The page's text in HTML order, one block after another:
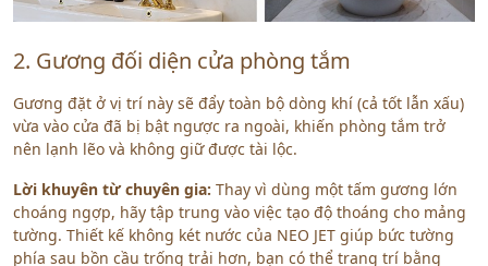
2. Gương đối diện cửa phòng tắm
Gương đặt ở vị trí này sẽ đẩy toàn bộ dòng khí (cả tốt lẫn xấu)
vừa vào cửa đã bị bật ngược ra ngoài, khiến phòng tắm trở
nên lạnh lẽo và không giữ được tài lộc.
Lời khuyên từ chuyên gia: Thay vì dùng một tấm gương lớn
choáng ngợp, hãy tập trung vào việc tạo độ thoáng cho mảng
tường. Thiết kế không két nước của NEO JET giúp bức tường
phía sau bồn cầu trống trải hơn, bạn có thể trang trí bằng